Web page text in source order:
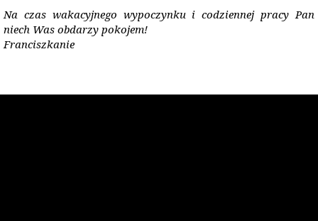
Na czas wakacyjnego wypoczynku i codziennej pracy Pan
niech Was obdarzy pokojem!
Franciszkanie